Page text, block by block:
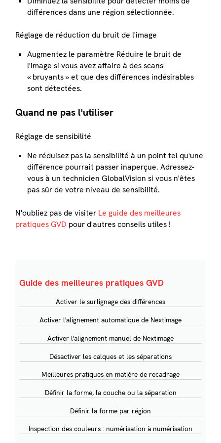
différences dans une région sélectionnée.
Réglage de réduction du bruit de l'image
Augmentez le paramètre Réduire le bruit de
l'image si vous avez affaire à des scans
« bruyants » et que des différences indésirables
sont détectées.
Quand ne pas l'utiliser
Réglage de sensibilité
Ne réduisez pas la sensibilité à un point tel qu'une
différence pourrait passer inaperçue. Adressez-
vous à un technicien GlobalVision si vous n'êtes
pas sûr de votre niveau de sensibilité.
N'oubliez pas de visiter Le guide des meilleures
pratiques GVD pour d'autres conseils utiles !
Guide des meilleures pratiques GVD
Activer le surlignage des différences
Activer l'alignement automatique de Nextimage
Activer l'alignement manuel de Nextimage
Désactiver les calques et les séparations
Meilleures pratiques en matière de recadrage
Définir la forme, la couche ou la séparation
Définir la forme par région
Inspection des couleurs : numérisation à numérisation